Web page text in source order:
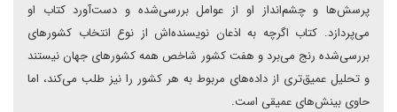
پرسش‌ها و چشم‌انداز او از عوامل بررسی‌شده و دست‌آورد کتاب او
می‌پردازد. کتاب اگرچه به اذعان نویسنده‌اش از نوع انتخاب کشورهای
بررسی‌شده رنج می‌برد و هفت کشور شاخص همه کشورهای جهان نیستند
و تحلیل عمیق‌تری از داده‌های مربوط به هر کشور را نیز طلب می‌کند، اما
حاوی بینش‌های عمیقی است.